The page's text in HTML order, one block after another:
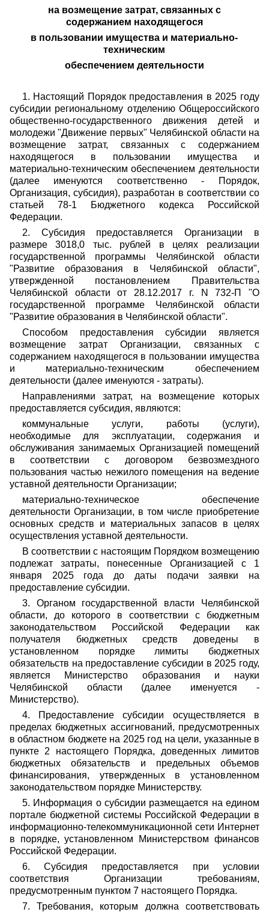
на возмещение затрат, связанных с
содержанием находящегося
в пользовании имущества и материально-
техническим
обеспечением деятельности
1. Настоящий Порядок предоставления в 2025 году
субсидии региональному отделению Общероссийского
общественно-государственного движения детей и
молодежи "Движение первых" Челябинской области на
возмещение затрат, связанных с содержанием
находящегося в пользовании имущества и
материально-техническим обеспечением деятельности
(далее именуются соответственно - Порядок,
Организация, субсидия), разработан в соответствии со
статьей 78-1 Бюджетного кодекса Российской
Федерации.
2. Субсидия предоставляется Организации в
размере 3018,0 тыс. рублей в целях реализации
государственной программы Челябинской области
"Развитие образования в Челябинской области",
утвержденной постановлением Правительства
Челябинской области от 28.12.2017 г. N 732-П "О
государственной программе Челябинской области
"Развитие образования в Челябинской области".
Способом предоставления субсидии является
возмещение затрат Организации, связанных с
содержанием находящегося в пользовании имущества
и материально-техническим обеспечением
деятельности (далее именуются - затраты).
Направлениями затрат, на возмещение которых
предоставляется субсидия, являются:
коммунальные услуги, работы (услуги),
необходимые для эксплуатации, содержания и
обслуживания занимаемых Организацией помещений
в соответствии с договором безвозмездного
пользования частью нежилого помещения на ведение
уставной деятельности Организации;
материально-техническое обеспечение
деятельности Организации, в том числе приобретение
основных средств и материальных запасов в целях
осуществления уставной деятельности.
В соответствии с настоящим Порядком возмещению
подлежат затраты, понесенные Организацией с 1
января 2025 года до даты подачи заявки на
предоставление субсидии.
3. Органом государственной власти Челябинской
области, до которого в соответствии с бюджетным
законодательством Российской Федерации как
получателя бюджетных средств доведены в
установленном порядке лимиты бюджетных
обязательств на предоставление субсидии в 2025 году,
является Министерство образования и науки
Челябинской области (далее именуется -
Министерство).
4. Предоставление субсидии осуществляется в
пределах бюджетных ассигнований, предусмотренных
в областном бюджете на 2025 год на цели, указанные в
пункте 2 настоящего Порядка, доведенных лимитов
бюджетных обязательств и предельных объемов
финансирования, утвержденных в установленном
законодательством порядке Министерству.
5. Информация о субсидии размещается на едином
портале бюджетной системы Российской Федерации в
информационно-телекоммуникационной сети Интернет
в порядке, установленном Министерством финансов
Российской Федерации.
6. Субсидия предоставляется при условии
соответствия Организации требованиям,
предусмотренным пунктом 7 настоящего Порядка.
7. Требования, которым должна соответствовать